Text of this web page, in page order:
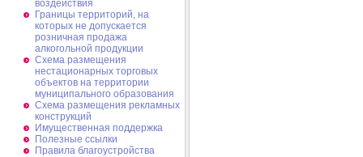
воздействия
Границы территорий, на
которых не допускается
розничная продажа
алкогольной продукции
Схема размещения
нестационарных торговых
объектов на территории
муниципального образования
Схема размещения рекламных
конструкций
Имущественная поддержка
Полезные ссылки
Правила благоустройства